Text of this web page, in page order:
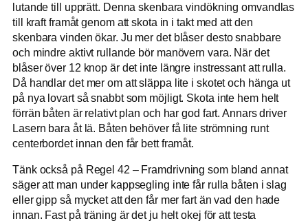
lutande till upprätt. Denna skenbara vindökning omvandlas
till kraft framåt genom att skota in i takt med att den
skenbara vinden ökar. Ju mer det blåser desto snabbare
och mindre aktivt rullande bör manövern vara. När det
blåser över 12 knop är det inte längre instressant att rulla.
Då handlar det mer om att släppa lite i skotet och hänga ut
på nya lovart så snabbt som möjligt. Skota inte hem helt
förrän båten är relativt plan och har god fart. Annars driver
Lasern bara åt lä. Båten behöver få lite strömning runt
centerbordet innan den får bett framåt.
Tänk också på Regel 42 – Framdrivning som bland annat
säger att man under kappsegling inte får rulla båten i slag
eller gipp så mycket att den får mer fart än vad den hade
innan. Fast på träning är det ju helt okej för att testa